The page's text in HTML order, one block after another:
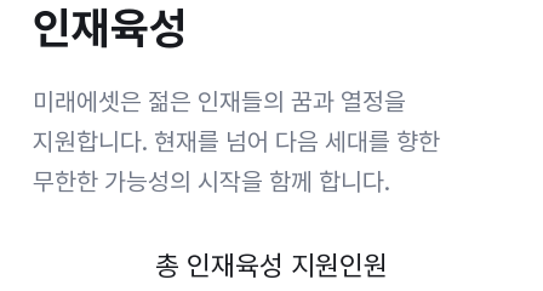
인재육성
미래에셋은 젊은 인재들의 꿈과 열정을
지원합니다. 현재를 넘어 다음 세대를 향한
무한한 가능성의 시작을 함께 합니다.
총 인재육성 지원인원